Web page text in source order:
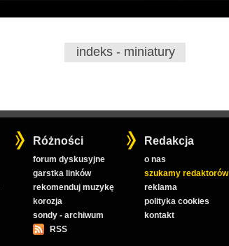
indeks - miniatury
Różności
forum dyskusyjne
garstka linków
rekomenduj muzykę
korozja
sondy - archiwum
RSS
Redakcja
o nas
szukamy redaktorów
reklama
polityka cookies
kontakt